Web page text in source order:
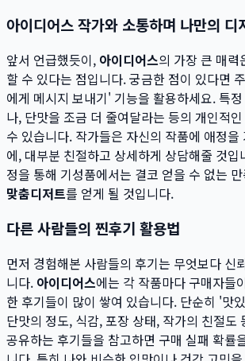
아이디어스 작가와 소통하며 나만의 디
앞서 언급했듯이, 아이디어스의 가장 큰 매력
할 수 있다는 점입니다. 궁금한 점이 있다면
에게 메시지 보내기' 기능을 활용하세요. 특
나, 단맛을 조금 더 줄여달라는 등의 개인적
수 있습니다. 작가들은 자신의 작품에 애정을
에, 대부분 친절하고 상세하게 상담해줄 것
정을 통해 기성품에서는 결코 얻을 수 없는
맞춤디저트를 얻게 될 것입니다.
다른 사람들의 찐후기 활용법
먼저 경험해본 사람들의 후기는 무엇보다 신
니다. 아이디어스에는 각 작품마다 구매자들
한 후기들이 많이 쌓여 있습니다. 단순히 '맛
단맛의 정도, 식감, 포장 상태, 작가의 친절도
공유하는 후기들을 참고하면 구매 실패 확률